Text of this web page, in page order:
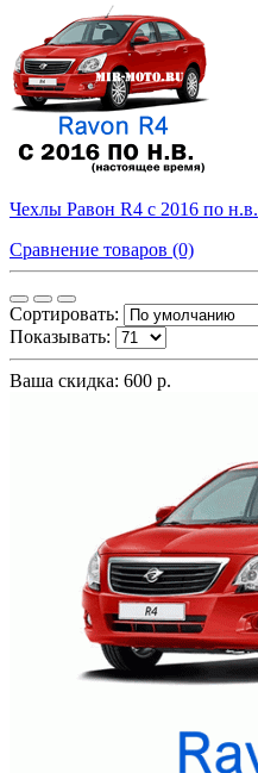
Чехлы Равон R4 с 2016 по н.в.
Сравнение товаров (0)
Сортировать:
Показывать:
Ваша скидка: 600 р.